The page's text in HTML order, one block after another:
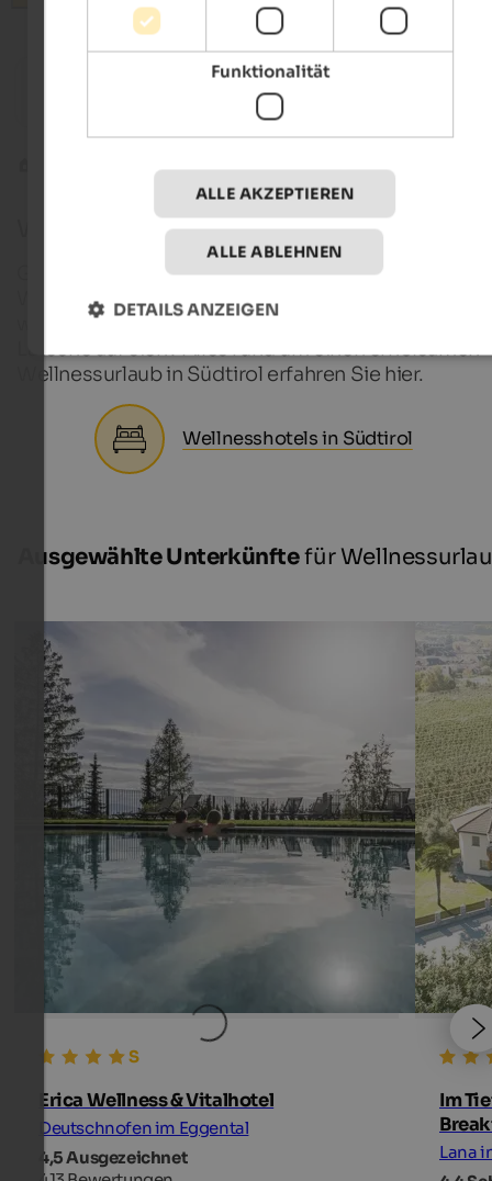
Designhotel | St. Lorenzen am Kronplatz
Wellnessurlaub in Südtirol
Gibt es typische Südtiroler
Wo sind die schönsten Saunawelten zu finden?
was hat es mit der wohltuenden Wirkung der
Latsche auf sich? Alles rund um einen erholsamen
Wellnessurlaub in Südtirol erfahren Sie hier.
Wellnesshotels in Südtirol
Ausgewählte Unterkünftefür
Erica Wellness & Vitalhotel
Deutschnofen im Eggental
4,5 Ausgezeichnet
Im
Lana
Funktionalität
ALLE AKZEPTIEREN
ALLE ABLEHNEN
DETAILS ANZEIGEN